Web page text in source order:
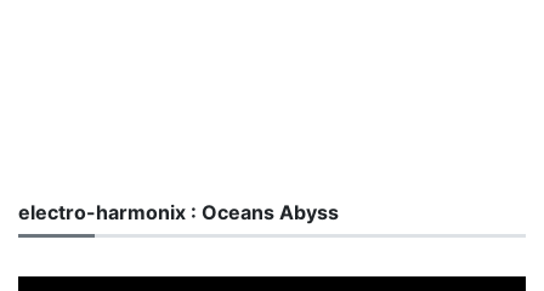
electro-harmonix : Oceans Abyss